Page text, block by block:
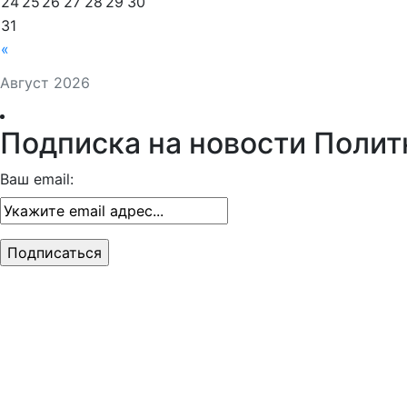
Август 2026
«
31
Подписка на новости
Ваш email: